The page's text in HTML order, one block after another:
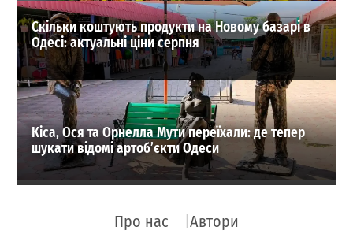
Скільки коштують продукти на Новому базарі в
Одесі: актуальні ціни серпня
Кіса, Ося та Орнелла Мути переїхали: де тепер
шукати відомі артоб’єкти Одеси
Про нас Автори